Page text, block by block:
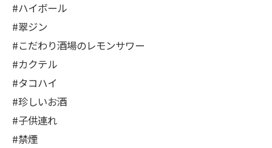
#ハイボール
#翠ジン
#こだわり酒場のレモンサワー
#カクテル
#タコハイ
#珍しいお酒
#子供連れ
#禁煙